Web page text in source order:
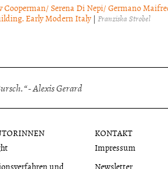
Cooperman/ Serena Di Nepi/ Germano
Early Modern Italy| Franziska Strobel
- Alexis Gerard
und
KONTAKT
Impressum
Newsletter